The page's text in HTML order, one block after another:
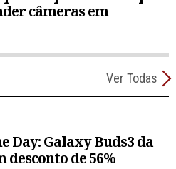
câmeras em
Ver Todas
Day: Galaxy Buds3 da
desconto de 56%